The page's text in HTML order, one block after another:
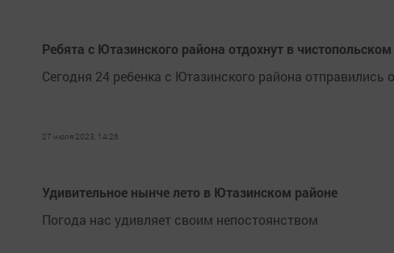
Ребята с Ютазинского района отдохнут в чистопольском
Сегодня 24 ребенка с Ютазинского района
27 июля 2023, 14:26
Удивительное нынче лето в Ютазинском районе
Погода нас удивляет своим непостоянством